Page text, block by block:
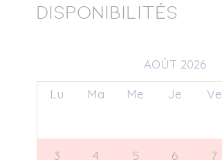
Disponibilités
AOÛT 2026
Lu Ma Me Je Ve
3 4 5 6 7